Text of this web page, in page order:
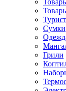
Сумки
Грили